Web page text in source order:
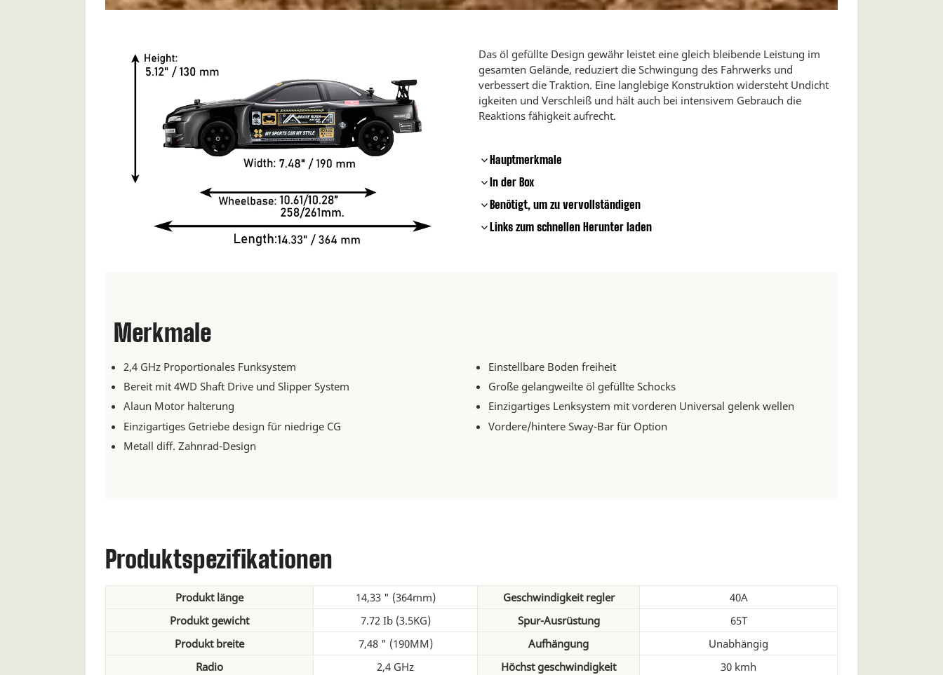
Das öl gefüllte Design gewähr leistet eine gleich bleibende Leistung im
gesamten Gelände, reduziert die Schwingung des Fahrwerks und
verbessert die Traktion. Eine langlebige Konstruktion widersteht Undicht
igkeiten und Verschleiß und hält auch bei intensivem Gebrauch die
Reaktions fähigkeit aufrecht.
Hauptmerkmale
In der Box
Benötigt, um zu vervollständigen
Links zum schnellen Herunter laden
Merkmale
2,4 GHz Proportionales Funksystem
Bereit mit 4WD Shaft Drive und Slipper System
Alaun Motor halterung
Einzigartiges Getriebe design für niedrige CG
Metall diff. Zahnrad-Design
Einstellbare Boden freiheit
Große gelangweilte öl gefüllte Schocks
Einzigartiges Lenksystem mit vorderen Universal gelenk wellen
Vordere/hintere Sway-Bar für Option
Produktspezifikationen
Produkt länge 14,33 " (364mm) Geschwindigkeit regler
40A
Produkt gewicht
7.72 Ib (3.5KG) Spur-Ausrüstung
65T
Produkt breite
7,48 " (190MM) Aufhängung
Unabhängig
Radio
2,4 GHz Höchst geschwindigkeit
30 kmh